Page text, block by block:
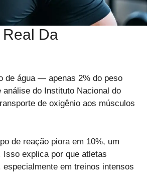
Da
de água — apenas 2% do peso
do Instituto Nacional do
de oxigênio aos músculos
de reação piora em 10%, um
Isso explica por que atletas
em treinos intensos